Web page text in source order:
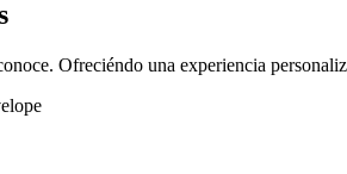
Ofreciéndo una experiencia